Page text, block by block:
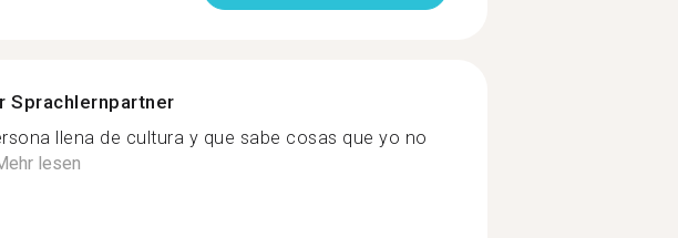
Sprachlernpartner
llena de cultura y que sabe cosas que yo no
lesen